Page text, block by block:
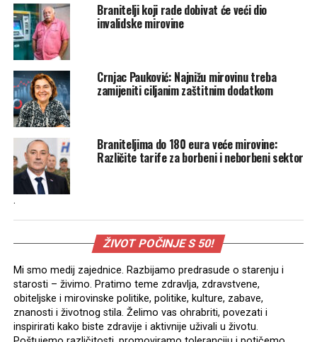
Branitelji koji rade dobivat će veći dio
invalidske mirovine
Crnjac Pauković: Najnižu mirovinu treba
zamijeniti ciljanim zaštitnim dodatkom
Braniteljima do 180 eura veće mirovine:
Različite tarife za borbeni i neborbeni sektor
.
ŽIVOT POČINJE S 50!
Mi smo medij zajednice. Razbijamo predrasude o starenju i
starosti – živimo. Pratimo teme zdravlja, zdravstvene,
obiteljske i mirovinske politike, politike, kulture, zabave,
znanosti i životnog stila. Želimo vas ohrabriti, povezati i
inspirirati kako biste zdravije i aktivnije uživali u životu.